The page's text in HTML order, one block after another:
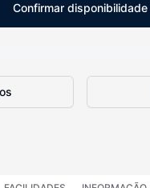
Confirmar disponibilidade